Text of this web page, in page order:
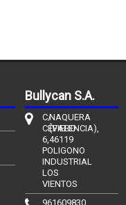
Bullycan S.A.
C/
CÉFIERO
6,
POLIGONO
INDUSTRIAL
LOS
VIENTOS
NAQUERA
(VALENCIA),
46119
961609830